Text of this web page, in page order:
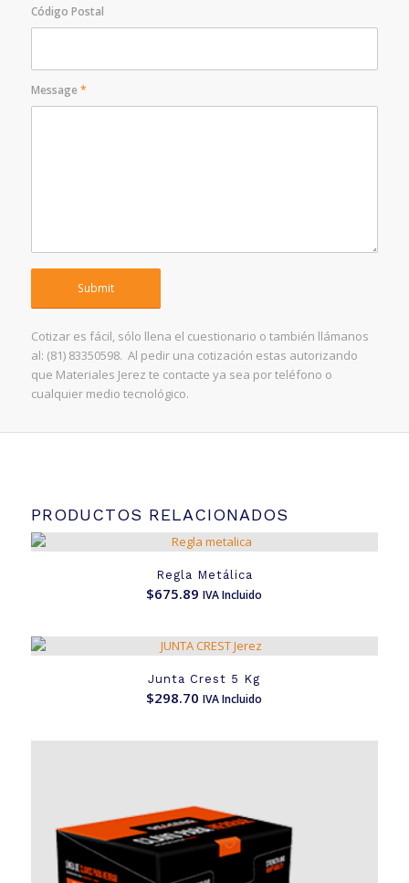
Código Postal
Message *
Cotizar es fácil, sólo llena el cuestionario o también llámanos
al: (81) 83350598. Al pedir una cotización estas autorizando
que Materiales Jerez te contacte ya sea por teléfono o
cualquier medio tecnológico.
PRODUCTOS RELACIONADOS
Regla Metálica
$675.89 IVA Incluido
Junta Crest 5 Kg
$298.70 IVA Incluido